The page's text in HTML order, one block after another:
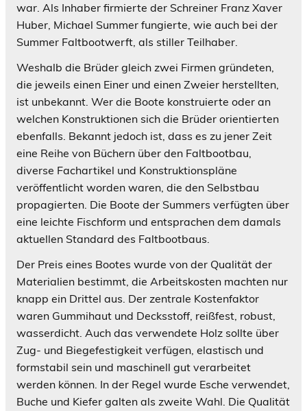
war. Als Inhaber firmierte der Schreiner Franz Xaver
Huber, Michael Summer fungierte, wie auch bei der
Summer Faltbootwerft, als stiller Teilhaber.
Weshalb die Brüder gleich zwei Firmen gründeten,
die jeweils einen Einer und einen Zweier herstellten,
ist unbekannt. Wer die Boote konstruierte oder an
welchen Konstruktionen sich die Brüder orientierten
ebenfalls. Bekannt jedoch ist, dass es zu jener Zeit
eine Reihe von Büchern über den Faltbootbau,
diverse Fachartikel und Konstruktionspläne
veröffentlicht worden waren, die den Selbstbau
propagierten. Die Boote der Summers verfügten über
eine leichte Fischform und entsprachen dem damals
aktuellen Standard des Faltbootbaus.
Der Preis eines Bootes wurde von der Qualität der
Materialien bestimmt, die Arbeitskosten machten nur
knapp ein Drittel aus. Der zentrale Kostenfaktor
waren Gummihaut und Decksstoff, reißfest, robust,
wasserdicht. Auch das verwendete Holz sollte über
Zug- und Biegefestigkeit verfügen, elastisch und
formstabil sein und maschinell gut verarbeitet
werden können. In der Regel wurde Esche verwendet,
Buche und Kiefer galten als zweite Wahl. Die Qualität